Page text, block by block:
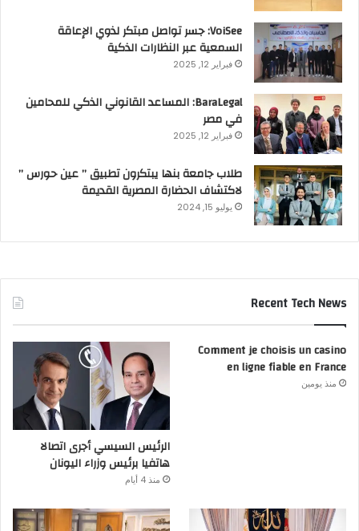
VoiSee: جسر تواصل مبتكر لذوي الإعاقة
السمعية عبر النظارات الذكية
فبراير 12, 2025
BaraLegal: المساعد القانوني الذكي للمحامين
في مصر
فبراير 12, 2025
طلاب جامعة بنها يبتكرون تطبيق ” عين حورس ”
لاكتشاف الحضارة المصرية القديمة
يوليو 15, 2024
Recent Tech News
Comment je choisis un casino
en ligne fiable en France
منذ يومين
الرئيس السيسي أجرى اتصالا
هاتفيا برئيس وزراء اليونان
منذ 4 أيام